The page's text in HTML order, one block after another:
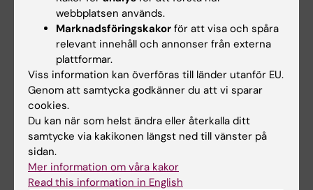
2 aug 2026
Rekordmånga firade
lika villkor med KI i
Prideparaden
31 jul 2026
Business Winter
School 2026
webbplatsen används.
Marknadsföringskakor för att visa och spåra
relevant innehåll och annonser från externa
plattformar.
Viss information kan överföras till länder utanför EU.
Genom att samtycka godkänner du att vi sparar
cookies.
Du kan när som helst ändra eller återkalla ditt
samtycke via kakikonen längst ned till vänster på
sidan.
Mer information om våra kakor
Read this information in English